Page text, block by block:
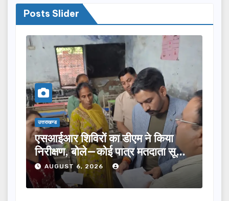
Posts Slider
उत्तराखण्ड
एसआईआर शिविरों का डीएम ने किया
निरीक्षण, बोले—कोई पात्र मतदाता सूची
से न छूटे…
AUGUST 6, 2026
तीलू
का